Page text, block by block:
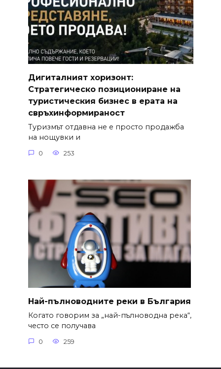
Дигиталният хоризонт:
Стратегическо позициониране на
туристическия бизнес в ерата на
свръхинформираност
Туризмът отдавна не е просто продажба
на нощувки и
0 253
Най-пълноводните реки в България
Когато говорим за „най-пълноводна река“,
често се получава
0 259